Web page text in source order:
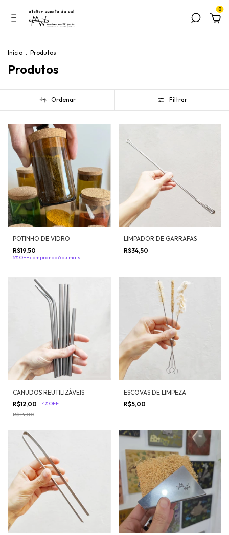
0
Início . Produtos
Produtos
Ordenar Filtrar
POTINHO DE VIDRO
R$19,50
5% OFFcomprando 6 ou mais
LIMPADOR DE GARRAFAS
R$34,50
CANUDOS REUTILIZÁVEIS
R$12,00 -14%OFF
R$14,00
ESCOVAS DE LIMPEZA
R$5,00